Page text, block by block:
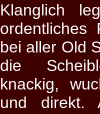
Klanglich
ordentliches
bei aller Old
die
knackig,
und direkt.